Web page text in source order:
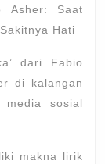
Terluka”
Fabio
Asher
Asher: Saat
Hati
dari Fabio
di kalangan
sosial
makna lirik